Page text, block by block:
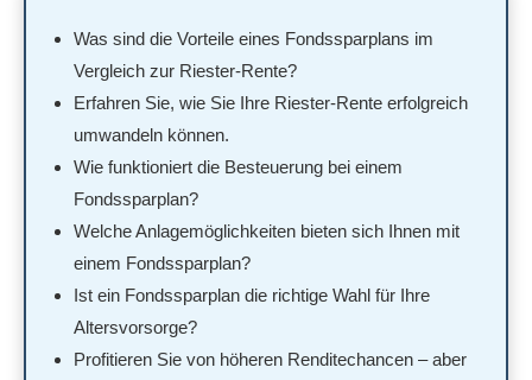
Was sind die Vorteile eines Fondssparplans im
Vergleich zur Riester-Rente?
Erfahren Sie, wie Sie Ihre Riester-Rente erfolgreich
umwandeln können.
Wie funktioniert die Besteuerung bei einem
Fondssparplan?
Welche Anlagemöglichkeiten bieten sich Ihnen mit
einem Fondssparplan?
Ist ein Fondssparplan die richtige Wahl für Ihre
Altersvorsorge?
Profitieren Sie von höheren Renditechancen – aber